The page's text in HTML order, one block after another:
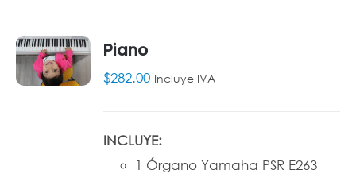
AÑADIR
Piano
$282.00 Incluye IVA
INCLUYE:
1 Órgano Yamaha PSR E263